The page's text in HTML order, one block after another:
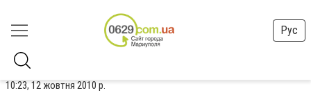
Рус
10:23, 12 жовтня 2010 р.